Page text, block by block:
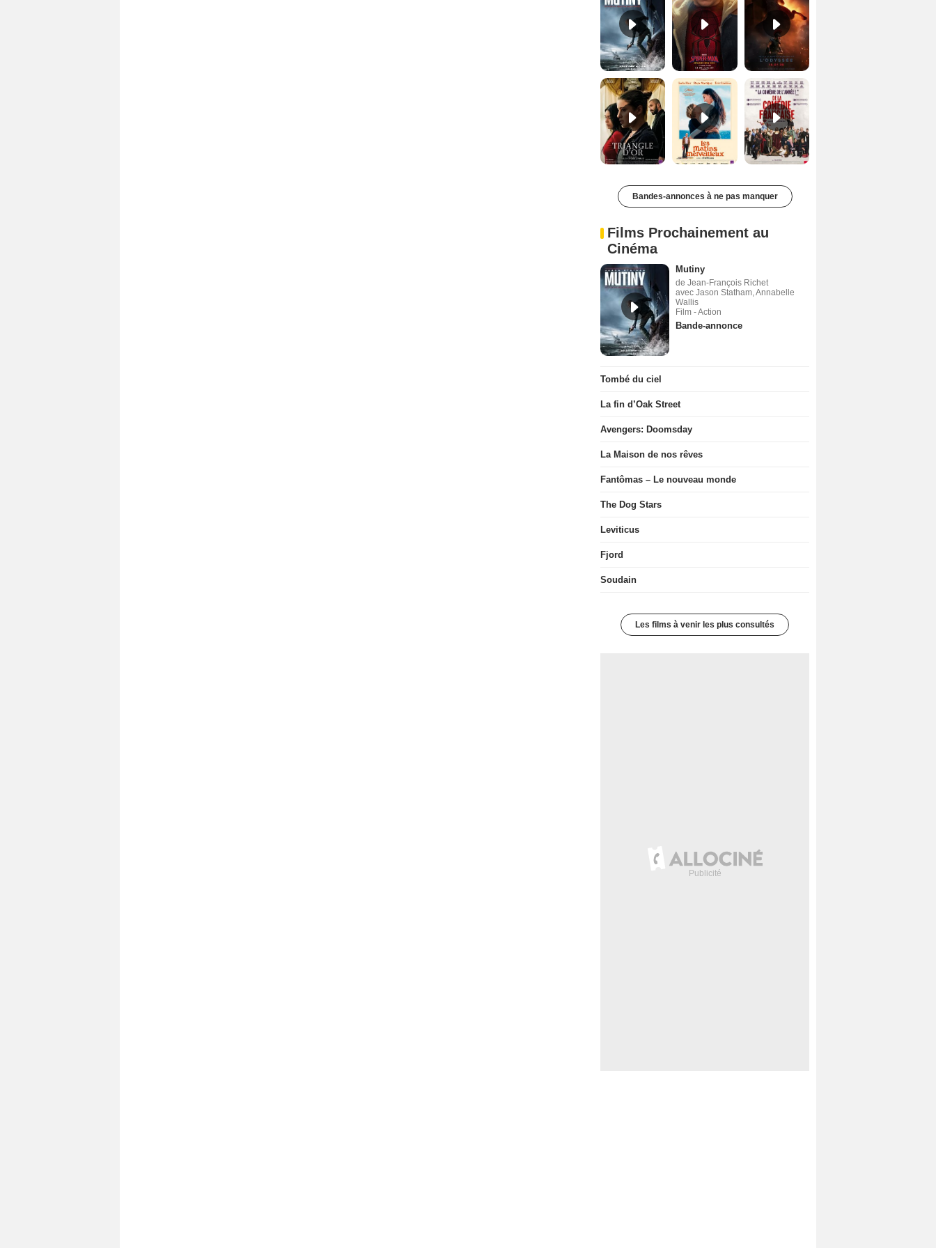
Le Triangle d'or Bande-annonce VF De la Comédie-Française Teaser VF
Bandes-annonces à ne pas manquer
Films Prochainement au
Cinéma
Mutiny
de Jean-François Richet
avec Jason Statham, Annabelle
Wallis
Film - Action
Bande-annonce
Tombé du ciel
La fin d’Oak Street
Avengers: Doomsday
La Maison de nos rêves
Fantômas – Le nouveau monde
The Dog Stars
Leviticus
Fjord
Soudain
Les films à venir les plus consultés